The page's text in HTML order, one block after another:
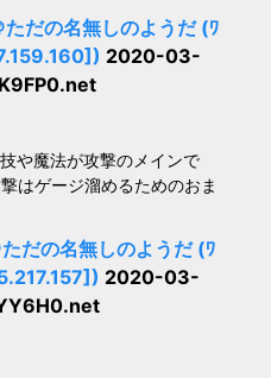
だの名無しのようだ (ﾜ
2020-03-
や魔法が攻撃のメインで
はゲージ溜めるためのおま
だの名無しのようだ (ﾜ
2020-03-